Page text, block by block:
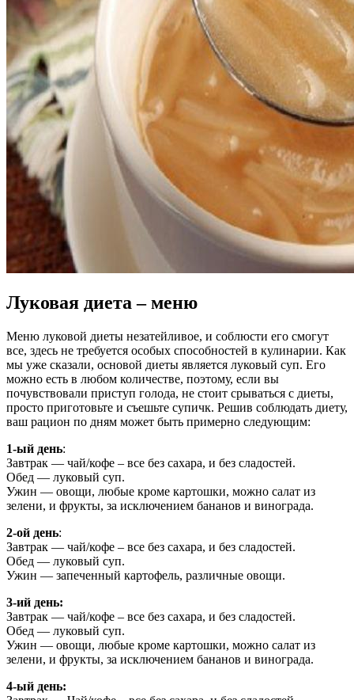
Луковая диета – меню
Меню луковой диеты незатейливое, и соблюсти его смогут
все, здесь не требуется особых способностей в кулинарии. Как
мы уже сказали, основой диеты является луковый суп. Его
можно есть в любом количестве, поэтому, если вы
почувствовали приступ голода, не стоит срываться с диеты,
просто приготовьте и съешьте супичк. Решив соблюдать диету,
ваш рацион по дням может быть примерно следующим:
1-ый день:
Завтрак — чай/кофе – все без сахара, и без сладостей.
Обед — луковый суп.
Ужин — овощи, любые кроме картошки, можно салат из
зелени, и фрукты, за исключением бананов и винограда.
2-ой день:
Завтрак — чай/кофе – все без сахара, и без сладостей.
Обед — луковый суп.
Ужин — запеченный картофель, различные овощи.
3-ий день:
Завтрак — чай/кофе – все без сахара, и без сладостей.
Обед — луковый суп.
Ужин — овощи, любые кроме картошки, можно салат из
зелени, и фрукты, за исключением бананов и винограда.
4-ый день: